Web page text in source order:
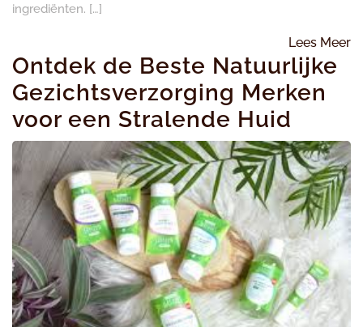
ingrediënten. […]
Lees Meer
Ontdek de Beste Natuurlijke
Gezichtsverzorging Merken
voor een Stralende Huid